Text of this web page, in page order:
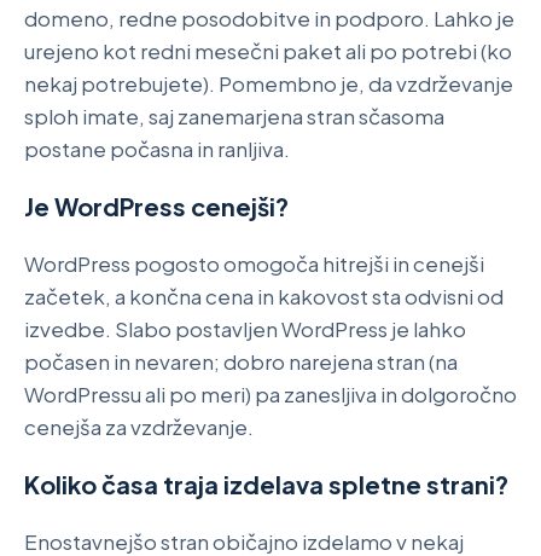
domeno, redne posodobitve in podporo. Lahko je
urejeno kot redni mesečni paket ali po potrebi (ko
nekaj potrebujete). Pomembno je, da vzdrževanje
sploh imate, saj zanemarjena stran sčasoma
postane počasna in ranljiva.
Je WordPress cenejši?
WordPress pogosto omogoča hitrejši in cenejši
začetek, a končna cena in kakovost sta odvisni od
izvedbe. Slabo postavljen WordPress je lahko
počasen in nevaren; dobro narejena stran (na
WordPressu ali po meri) pa zanesljiva in dolgoročno
cenejša za vzdrževanje.
Koliko časa traja izdelava spletne strani?
Enostavnejšo stran običajno izdelamo v nekaj